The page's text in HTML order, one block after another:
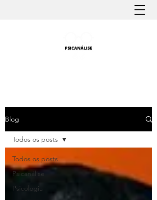
Blog
Todos os posts
Psicanálise
Psicologia
Todos os posts